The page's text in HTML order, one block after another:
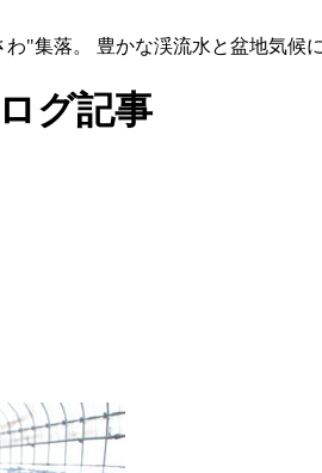
"集落。 豊かな渓流水と盆地気候
グ記事